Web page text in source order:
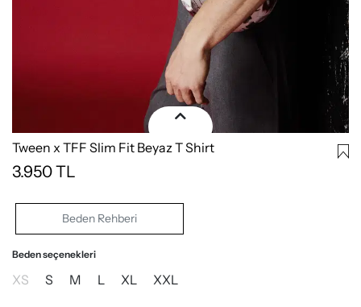
Tween x TFF Slim Fit Beyaz T Shirt
3.950TL
Beden Rehberi
Beden seçenekleri
XS S M L XL XXL